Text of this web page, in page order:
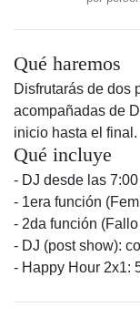
Qué haremos
Disfrutarás de dos
acompañadas de
inicio hasta el final.
Qué incluye
- DJ desde las 7:00
- 1era función
- 2da función
- DJ (post show):
- Happy Hour 2x1: